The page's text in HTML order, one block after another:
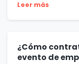
Leer más
¿Cómo
evento de